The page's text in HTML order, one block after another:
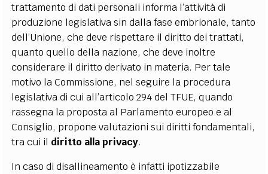
trattamento di dati personali informa l’attività di
produzione legislativa sin dalla fase embrionale, tanto
dell’Unione, che deve rispettare il diritto dei trattati,
quanto quello della nazione, che deve inoltre
considerare il diritto derivato in materia. Per tale
motivo la Commissione, nel seguire la procedura
legislativa di cui all’articolo 294 del TFUE, quando
rassegna la proposta al Parlamento europeo e al
Consiglio, propone valutazioni sui diritti fondamentali,
tra cui il diritto alla privacy.
In caso di disallineamento è infatti ipotizzabile